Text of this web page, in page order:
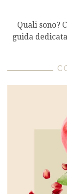
Quali sono?
guida